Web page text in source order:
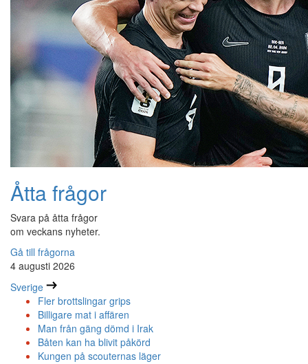
Åtta frågor
Svara på åtta frågor
om veckans nyheter.
Gå till frågorna
4 augusti 2026
Sverige
Fler brottslingar grips
Billigare mat i affären
Man från gäng dömd i Irak
Båten kan ha blivit påkörd
Kungen på scouternas läger